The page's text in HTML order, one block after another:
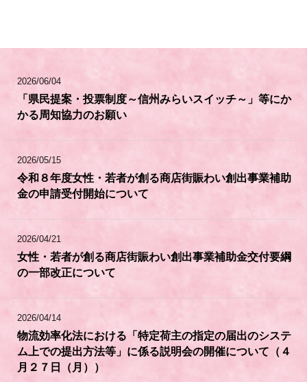
2026/06/04
「県民提案・投票制度～信州みらいスイッチ～」等にか
かる周知協力のお願い
2026/05/15
令和８年度女性・若者が創る商店街賑わい創出事業補助
金の申請受付開始について
2026/04/21
女性・若者が創る商店街賑わい創出事業補助金交付要綱
の一部改正について
2026/04/14
物流効率化法における「特定荷主の指定の届出のシステ
ム上での提出方法等」に係る説明会の開催について（４
月２７日（月））